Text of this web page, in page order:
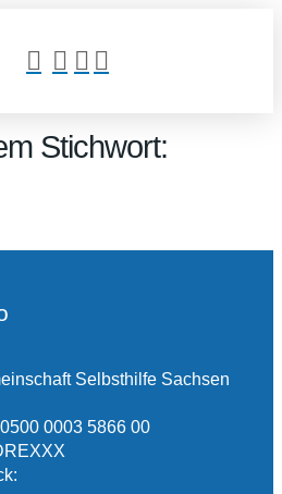
Stichwort:
Selbsthilfe Sachsen
0003 5866 00